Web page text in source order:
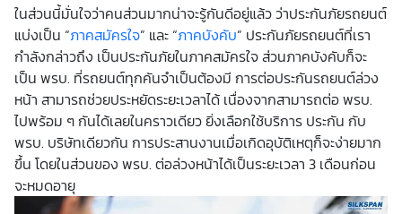
ในส่วนนี้มั่นใจว่าคนส่วนมากน่าจะรู้กันดีอยู่แล้ว ว่าประกันภัยรถยนต์
แบ่งเป็น “ภาคสมัครใจ” และ “ภาคบังคับ” ประกันภัยรถยนต์ที่เรา
กำลังกล่าวถึง เป็นประกันภัยในภาคสมัครใจ ส่วนภาคบังคับก็จะ
เป็น พรบ. ที่รถยนต์ทุกคันจำเป็นต้องมี การต่อประกันรถยนต์ล่วง
หน้า สามารถช่วยประหยัดระยะเวลาได้ เนื่องจากสามารถต่อ พรบ.
ไปพร้อม ๆ กันได้เลยในคราวเดียว ยิ่งเลือกใช้บริการ ประกัน กับ
พรบ. บริษัทเดียวกัน การประสานงานเมื่อเกิดอุบัติเหตุก็จะง่ายมาก
ขึ้น โดยในส่วนของ พรบ. ต่อล่วงหน้าได้เป็นระยะเวลา 3 เดือนก่อน
จะหมดอายุ